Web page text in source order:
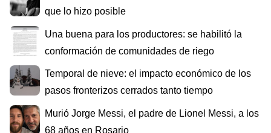
que lo hizo posible
Una buena para los productores: se habilitó la
conformación de comunidades de riego
Temporal de nieve: el impacto económico de los
pasos fronterizos cerrados tanto tiempo
Murió Jorge Messi, el padre de Lionel Messi, a los
68 años en Rosario